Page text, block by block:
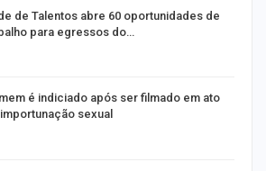
de Talentos abre 60 oportunidades de
para egressos do…
é indiciado após ser filmado em ato
sexual